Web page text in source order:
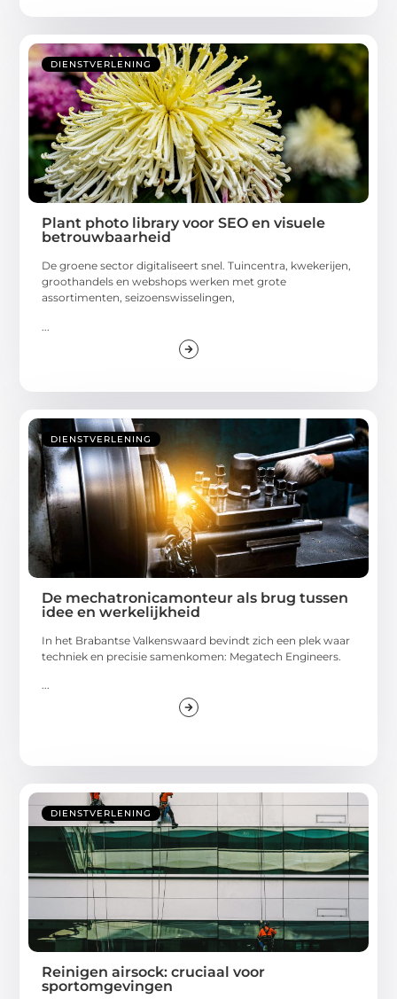
DIENSTVERLENING
Plant photo library voor SEO en visuele
betrouwbaarheid
De groene sector digitaliseert snel. Tuincentra, kwekerijen,
groothandels en webshops werken met grote
assortimenten, seizoenswisselingen,
DIENSTVERLENING
De mechatronicamonteur als brug tussen
idee en werkelijkheid
In het Brabantse Valkenswaard bevindt zich een plek waar
techniek en precisie samenkomen: Megatech Engineers.
...
DIENSTVERLENING
Reinigen airsock: cruciaal voor
sportomgevingen